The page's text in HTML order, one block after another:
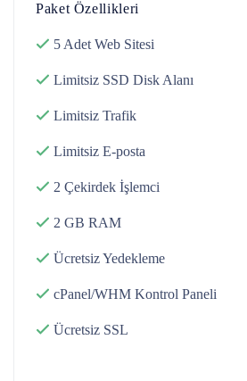
Paket Özellikleri
5 Adet Web Sitesi
Limitsiz SSD Disk Alanı
Limitsiz Trafik
Limitsiz E-posta
2 Çekirdek İşlemci
2 GB RAM
ÜcretsizYedekleme
cPanel/WHM Kontrol Paneli
Ücretsiz SSL